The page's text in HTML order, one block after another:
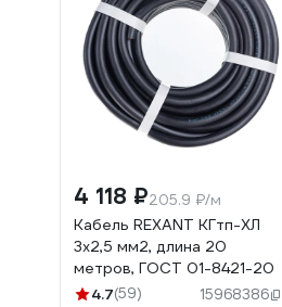
4 118 ₽205.9 ₽/м
Кабель REXANT КГтп-ХЛ
3х2,5 мм2, длина 20
метров, ГОСТ 01-8421-20
4.7(59) 15968386